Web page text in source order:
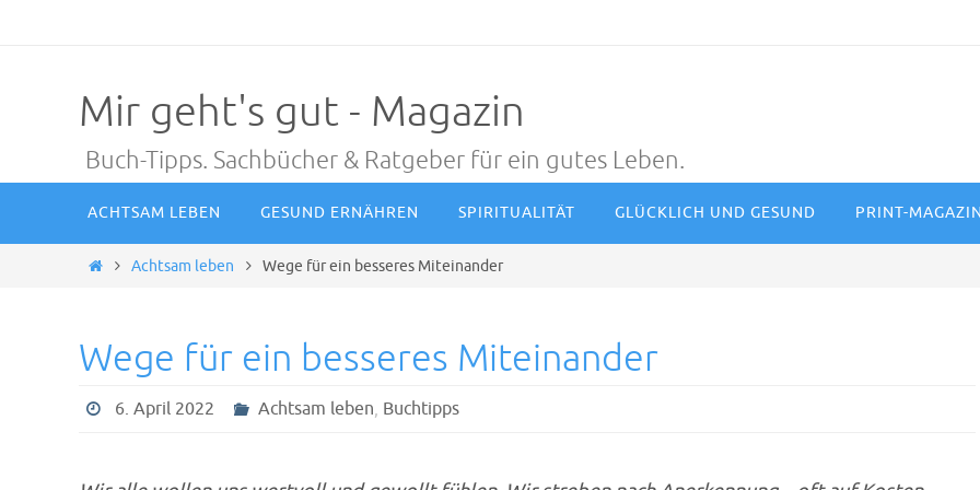
Mir geht's gut - Magazin
Buch-Tipps. Sachbücher & Ratgeber für ein gutes Leben.
springen
ACHTSAM LEBEN GESUND ERNÄHREN SPIRITUALITÄT GLÜCKLICH UND GESUND PRINT-MAGAZIN
StartAchtsam leben Wege für ein besseres Miteinander
Wege für ein besseres Miteinander
6. April 2022 Achtsam leben, Buchtipps